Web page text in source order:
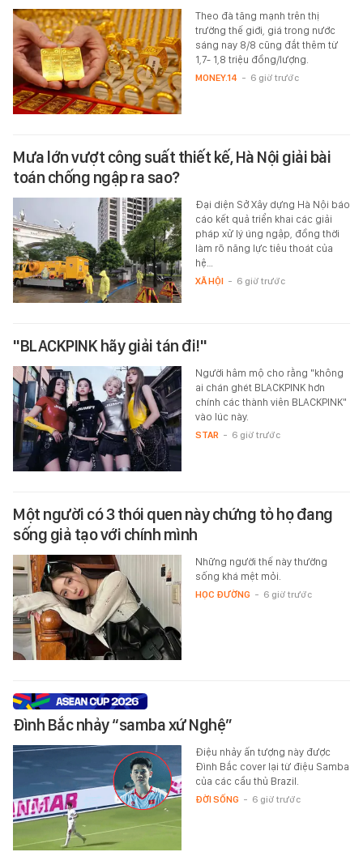
Theo đà tăng mạnh trên thị
trường thế giới, giá trong nước
sáng nay 8/8 cũng đắt thêm từ
1,7- 1,8 triệu đồng/lượng.
MONEY.14 - 6 giờ trước
Mưa lớn vượt công suất thiết kế, Hà Nội giải bài
toán chống ngập ra sao?
Đại diện Sở Xây dựng Hà Nội báo
cáo kết quả triển khai các giải
pháp xử lý úng ngập, đồng thời
làm rõ năng lực tiêu thoát của
hệ…
XÃ HỘI - 6 giờ trước
"BLACKPINK hãy giải tán đi!"
Người hâm mộ cho rằng "không
ai chán ghét BLACKPINK hơn
chính các thành viên BLACKPINK"
vào lúc này.
STAR - 6 giờ trước
Một người có 3 thói quen này chứng tỏ họ đang
sống giả tạo với chính mình
Những người thế này thường
sống khá mệt mỏi.
HỌC ĐƯỜNG - 6 giờ trước
Đình Bắc nhảy “samba xứ Nghệ”
Điệu nhảy ấn tượng này được
Đình Bắc cover lại từ điệu Samba
của các cầu thủ Brazil.
ĐỜI SỐNG - 6 giờ trước